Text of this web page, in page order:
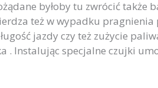
byłoby tu zwrócić także
też w wypadku
jazdy czy też zużycie
Instalując specjalne czujki